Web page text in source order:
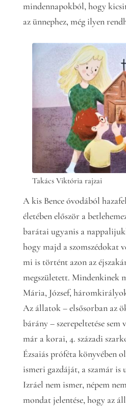
mindennapokból, hogy
az ünnephez, még ilyen
Takács Viktória rajzai
A kis Bence óvodából
életében először a
barátai ugyanis a
hogy majd a szomszédokat
mi is történt azon az
megszületett. Mindenkinek
Mária, József,
Az állatok – elsősorban az
bárány – szerepeltetése
már a korai, 4. századi
Ézsaiás próféta könyvében
ismeri gazdáját, a szamár is
Izráel nem ismer, népem
mondat jelentése, hogy az